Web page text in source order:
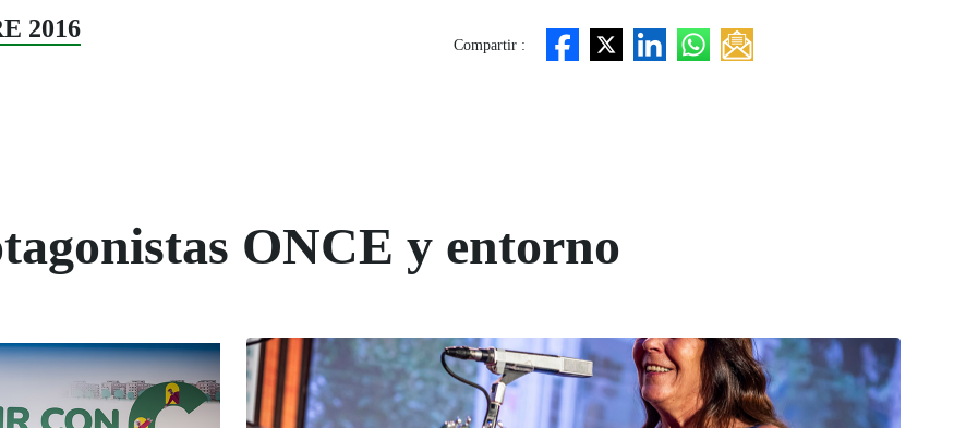
2016
Compartir :
ONCE y entorno